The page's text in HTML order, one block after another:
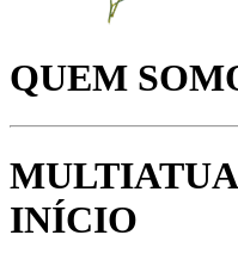
QUEM
INÍCIO